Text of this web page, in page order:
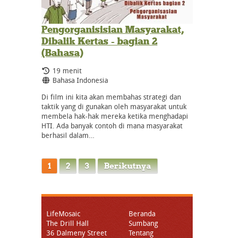
Pengorganisisian Masyarakat,
Dibalik Kertas - bagian 2
(Bahasa)
Durasi:
19 menit
Bahasa:
Bahasa Indonesia
Di film ini kita akan membahas strategi dan
taktik yang di gunakan oleh masyarakat untuk
membela hak-hak mereka ketika menghadapi
HTI. Ada banyak contoh di mana masyarakat
berhasil dalam…
1 2 3 Berikutnya
LifeMosaic
The Drill Hall
36 Dalmeny Street
Beranda
Sumbang
Tentang